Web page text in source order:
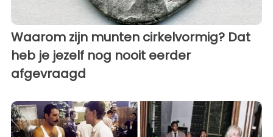
Waarom zijn munten cirkelvormig? Dat
heb je jezelf nog nooit eerder
afgevraagd